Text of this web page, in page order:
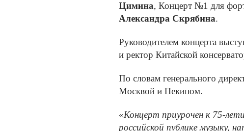
Цимина, Концерт №1 для
Александра Скрябина.
Руководителем концерта
и ректор Китайской
По словам генерального
Москвой и Пекином.
«Концерт приурочен к 75-
российской публике музыку,